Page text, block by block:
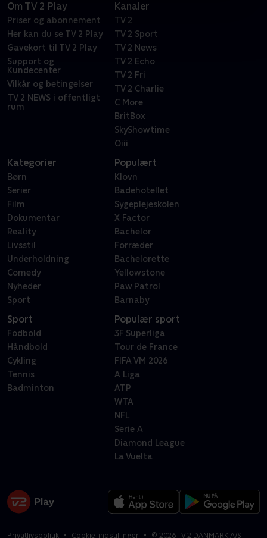
Om TV 2 Play
Priser og abonnement
Her kan du se TV 2 Play
Gavekort til TV 2 Play
Support og
Kundecenter
Vilkår og betingelser
TV 2 NEWS i offentligt
rum
Kanaler
TV 2
TV 2 Sport
TV 2 News
TV 2 Echo
TV 2 Fri
TV 2 Charlie
C More
BritBox
SkyShowtime
Oiii
Kategorier
Børn
Serier
Film
Dokumentar
Reality
Livsstil
Underholdning
Comedy
Nyheder
Sport
Populært
Klovn
Badehotellet
Sygeplejeskolen
X Factor
Bachelor
Forræder
Bachelorette
Yellowstone
Paw Patrol
Barnaby
Sport
Fodbold
Håndbold
Cykling
Tennis
Badminton
Populær sport
3F Superliga
Tour de France
FIFA VM 2026
A Liga
ATP
WTA
NFL
Serie A
Diamond League
La Vuelta
Privatlivspolitik Cookie-indstillinger © 2026TV 2 DANMARK A/S